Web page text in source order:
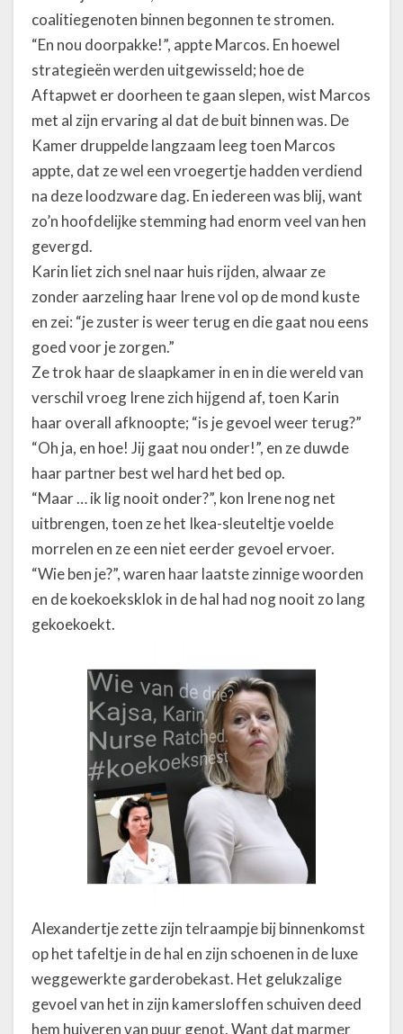
coalitiegenoten binnen begonnen te stromen.
“En nou doorpakke!”, appte Marcos. En hoewel
strategieën werden uitgewisseld; hoe de
Aftapwet er doorheen te gaan slepen, wist Marcos
met al zijn ervaring al dat de buit binnen was. De
Kamer druppelde langzaam leeg toen Marcos
appte, dat ze wel een vroegertje hadden verdiend
na deze loodzware dag. En iedereen was blij, want
zo’n hoofdelijke stemming had enorm veel van hen
gevergd.
Karin liet zich snel naar huis rijden, alwaar ze
zonder aarzeling haar Irene vol op de mond kuste
en zei: “je zuster is weer terug en die gaat nou eens
goed voor je zorgen.”
Ze trok haar de slaapkamer in en in die wereld van
verschil vroeg Irene zich hijgend af, toen Karin
haar overall afknoopte; “is je gevoel weer terug?”
“Oh ja, en hoe! Jij gaat nou onder!”, en ze duwde
haar partner best wel hard het bed op.
“Maar … ik lig nooit onder?”, kon Irene nog net
uitbrengen, toen ze het Ikea-sleuteltje voelde
morrelen en ze een niet eerder gevoel ervoer.
“Wie ben je?”, waren haar laatste zinnige woorden
en de koekoeksklok in de hal had nog nooit zo lang
gekoekoekt.
Alexandertje zette zijn telraampje bij binnenkomst
op het tafeltje in de hal en zijn schoenen in de luxe
weggewerkte garderobekast. Het gelukzalige
gevoel van het in zijn kamersloffen schuiven deed
hem huiveren van puur genot. Want dat marmer